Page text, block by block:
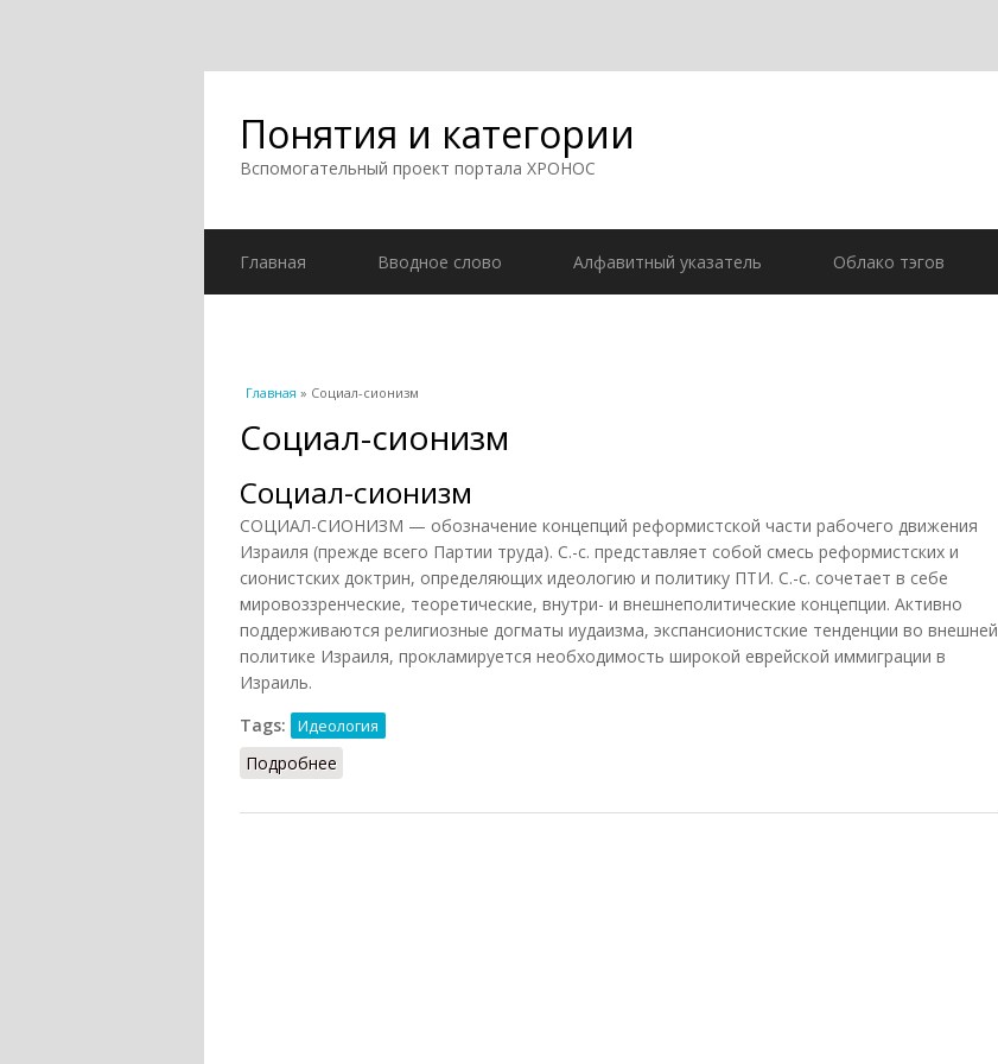
Понятия и категории
Вспомогательный проект портала ХРОНОС
Главная Вводное слово Алфавитный указатель Облако тэгов
Вы здесь
Главная » Социал-сионизм
Социал-сионизм
Социал-сионизм
СОЦИАЛ-СИОНИЗМ — обозначение концепций реформистской части рабочего движения
Израиля (прежде всего Партии труда). С.-с. представляет собой смесь реформистских и
сионистских доктрин, определяющих идеологию и политику ПТИ. С.-с. сочетает в себе
мировоззренческие, теоретические, внутри- и внешнеполитические концепции. Активно
поддерживаются религиозные догматы иудаизма, экспансионистские тенденции во внешней
политике Израиля, прокламируется необходимость широкой еврейской иммиграции в
Израиль.
Tags:
Идеология
Подробнее